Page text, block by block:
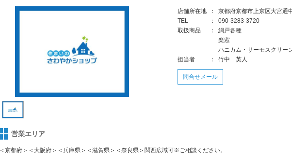
店舗所在地 ：
京都府京都市上京区大宮通
TEL
：
090-3283-3720
取扱商品
：
網戸各種
楽窓
ハニカム・サーモスクリー
担当者
： 竹中 英人
問合せメール
営業エリア
＜京都府＞＜大阪府＞＜兵庫県＞＜滋賀県＞＜奈良県＞関西広域可※ご相談ください。